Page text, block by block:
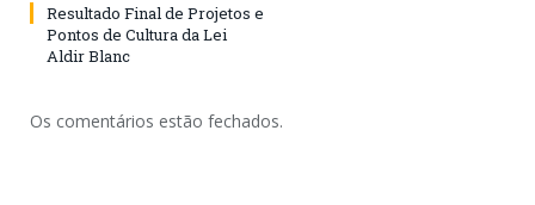
Resultado Final de Projetos e
Pontos de Cultura da Lei
Aldir Blanc
Os comentários estão fechados.